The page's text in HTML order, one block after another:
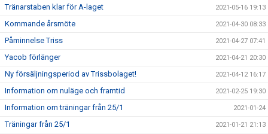
Tränarstaben klar för A-laget 2021-05-16 19:13
Kommande årsmöte 2021-04-30 08:33
Påminnelse Triss 2021-04-27 07:41
Yacob förlänger 2021-04-21 20:30
Ny försäljningsperiod av Trissbolaget! 2021-04-12 16:17
Information om nuläge och framtid 2021-02-25 19:30
Information om träningar från 25/1 2021-01-24
Träningar från 25/1 2021-01-21 21:13